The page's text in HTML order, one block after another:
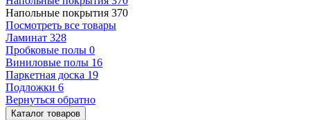
Напольные покрытия 370
Посмотреть все товары
Ламинат 328
Пробковые полы 0
Виниловые полы 16
Паркетная доска 19
Подложки 6
Вернуться обратно
Каталог товаров